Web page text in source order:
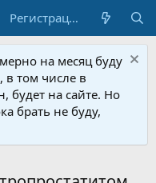
Регистрация
на месяц буду
в том числе в
будет на сайте. Но
брать не буду,